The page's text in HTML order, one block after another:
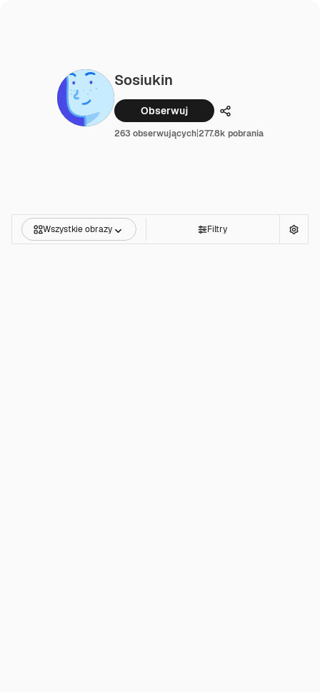
Sosiukin
Obserwuj Udostępnij
263 obserwujących|277.8k pobrania
Wszystkie obrazy Filtry